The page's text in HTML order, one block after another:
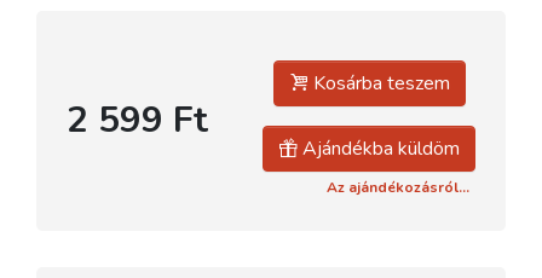
2 599 Ft
Kosárba teszem
Ajándékba küldöm
Az ajándékozásról...